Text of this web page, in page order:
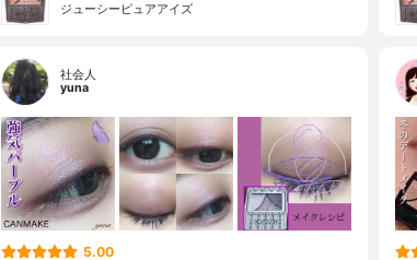
ジューシーピュアアイズ
社会人
yuna
5.00